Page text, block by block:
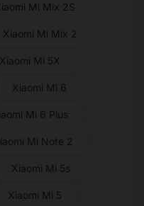
Mi Mix 2S
Xiaomi Mi Mix 2
Xiaomi Mi 5X
Xiaomi Mi 6
Mi 6 Plus
Mi Note 2
Xiaomi Mi 5s
Xiaomi Mi 5